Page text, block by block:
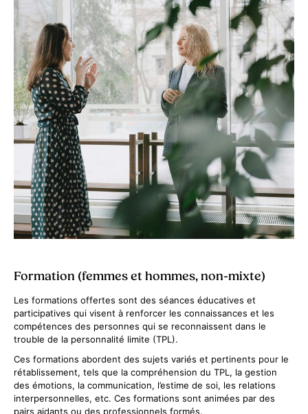
Formation (femmes et hommes, non-mixte)
Les formations offertes sont des séances éducatives et
participatives qui visent à renforcer les connaissances et les
compétences des personnes qui se reconnaissent dans le
trouble de la personnalité limite (TPL).
Ces formations abordent des sujets variés et pertinents pour le
rétablissement, tels que la compréhension du TPL, la gestion
des émotions, la communication, l’estime de soi, les relations
interpersonnelles, etc. Ces formations sont animées par des
pairs aidants ou des professionnels formés.